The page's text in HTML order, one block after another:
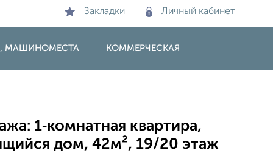
Закладки Личный кабинет
МАШИНОМЕСТА КОММЕРЧЕСКАЯ
1‑комнатная квартира,
дом, 42м², 19/20 этаж